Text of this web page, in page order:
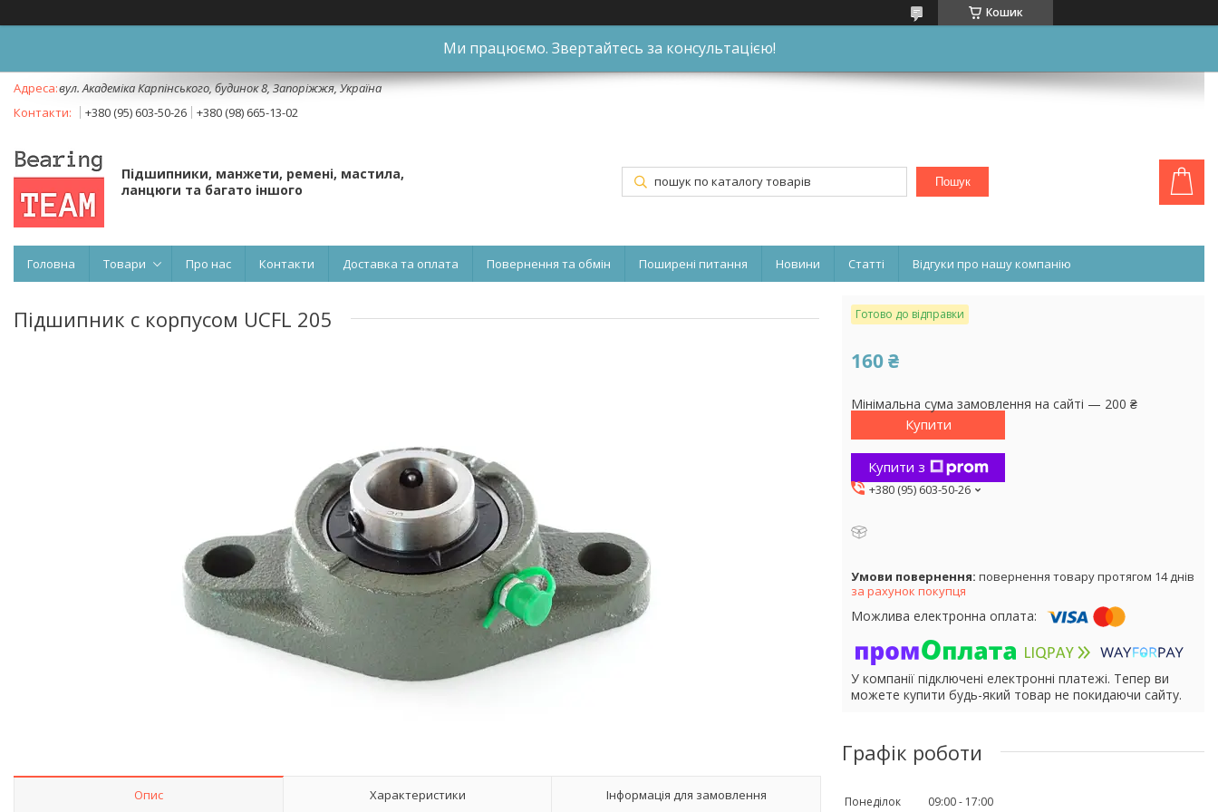
Кошик
Ми працюємо. Звертайтесь за консультацією!
вул. Академіка Карпінського, будинок 8, Запоріжжя, Україна
+380 (95) 603-50-26
+380 (98) 665-13-02
Підшипники, манжети, ремені, мастила,
ланцюги та багато іншого
Пошук
Головна Товари Про нас Контакти Доставка та оплата Повернення та обмін Поширені питання Новини Статті Відгуки про нашу компанію
Підшипник c корпусом UCFL 205
Опис Характеристики Інформація для замовлення
Готово до відправки
160 ₴
Мінімальна сума замовлення на сайті — 200 ₴
Купити
Купити з
+380 (95) 603-50-26
повернення товару протягом 14 днів
за рахунок покупця
У компанії підключені електронні платежі. Тепер ви
можете купити будь-який товар не покидаючи сайту.
Графік роботи
Понеділок 09:00 17:00